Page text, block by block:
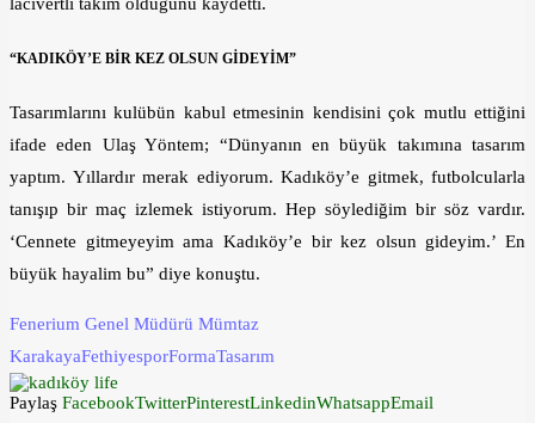
“KADIKÖY’E BİR KEZ OLSUN GİDEYİM”
Tasarımlarını kulübün kabul etmesinin kendisini çok mutlu ettiğini
ifade eden Ulaş Yöntem; “Dünyanın en büyük takımına tasarım
yaptım. Yıllardır merak ediyorum. Kadıköy’e gitmek, futbolcularla
tanışıp bir maç izlemek istiyorum. Hep söylediğim bir söz vardır.
‘Cennete gitmeyeyim ama Kadıköy’e bir kez olsun gideyim.’ En
büyük hayalim bu” diye konuştu.
Fenerium Genel Müdürü Mümtaz
KarakayaFethiyesporFormaTasarım
Paylaş FacebookTwitterPinterestLinkedinWhatsappEmail